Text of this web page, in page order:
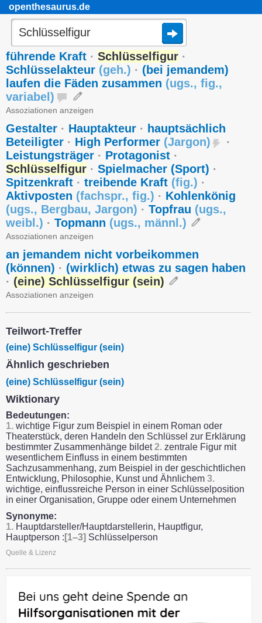
openthesaurus.de
führende Kraft · Schlüsselfigur ·
Schlüsselakteur (geh.) · (bei jemandem)
laufen die Fäden zusammen (ugs., fig.,
variabel )
Assoziationen anzeigen
Gestalter · Hauptakteur · hauptsächlich
Beteiligter · High Performer (Jargon)
·
Leistungsträger · Protagonist ·
Schlüsselfigur · Spielmacher (Sport) ·
Spitzenkraft · treibende Kraft (fig.) ·
Aktivposten (fachspr., fig.) · Kohlenkönig
(ugs., Bergbau, Jargon) · Topfrau (ugs.,
weibl.) · Topmann (ugs., männl.)
Assoziationen anzeigen
an jemandem nicht vorbeikommen
(können) · (wirklich) etwas zu sagen haben
· (eine) Schlüsselfigur (sein)
Assoziationen anzeigen
Teilwort-Treffer
(eine) Schlüsselfigur (sein)
Ähnlich geschrieben
(eine) Schlüsselfigur (sein)
Wiktionary
Bedeutungen:
1. wichtige Figur zum Beispiel in einem Roman oder
Theaterstück, deren Handeln den Schlüssel zur Erklärung
bestimmter Zusammenhänge bildet2. zentrale Figur mit
wesentlichem Einfluss in einem bestimmten
Sachzusammenhang, zum Beispiel in der geschichtlichen
Entwicklung, Philosophie, Kunst und Ähnlichem 3.
wichtige, einflussreiche Person in einer Schlüsselposition
in einer Organisation, Gruppe oder einem Unternehmen
Synonyme:
1. Hauptdarsteller/Hauptdarstellerin, Hauptfigur,
Hauptperson : [1–3] Schlüsselperson
Quelle & Lizenz